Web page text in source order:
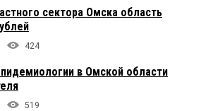
сектора Омска область
424
в Омской области
519